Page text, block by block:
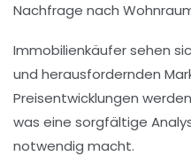
Nachfrage nach
Immobilienkäufer sehen
und herausfordernden
Preisentwicklungen
was eine sorgfältige
notwendig macht.